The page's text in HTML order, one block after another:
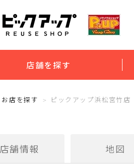
店舗を探す
お店を探す ピックアップ浜松宮竹店
店舗情報 地図